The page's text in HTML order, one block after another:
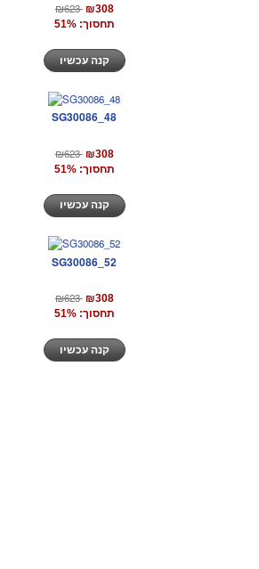
₪623 ₪308
תחסוך: 51%
קנה עכשיו
SG30086_48
₪623 ₪308
תחסוך: 51%
קנה עכשיו
SG30086_52
₪623 ₪308
תחסוך: 51%
קנה עכשיו